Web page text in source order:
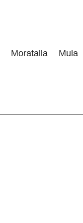
Moratalla Mula